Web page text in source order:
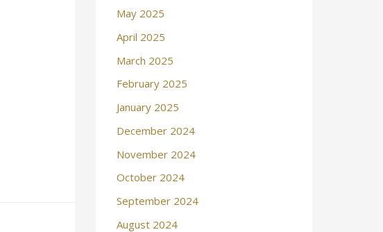
May 2025
April 2025
March 2025
February 2025
January 2025
December 2024
November 2024
October 2024
September 2024
August 2024